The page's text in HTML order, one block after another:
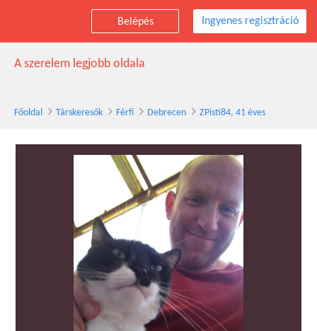
Belépés Ingyenes regisztráció
ZPisti84 társkereső férfi, 41 éves, Debrecen
A szerelem legjobb oldala
Főoldal Társkeresők Férfi Debrecen ZPisti84, 41 éves